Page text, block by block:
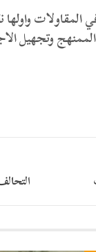
المقاولات
وتجهيل